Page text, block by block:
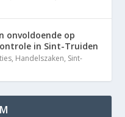
onvoldoende op
in Sint-Truiden
, Handelszaken, Sint-